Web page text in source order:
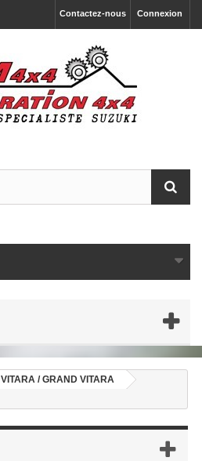
Connexion
Contactez-nous
VITARA / GRAND VITARA